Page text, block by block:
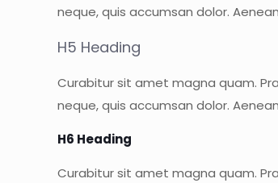
neque, quis accumsan dolor.
H5 Heading
Curabitur sit amet magna quam.
neque, quis accumsan dolor.
H6 Heading
Curabitur sit amet magna quam.